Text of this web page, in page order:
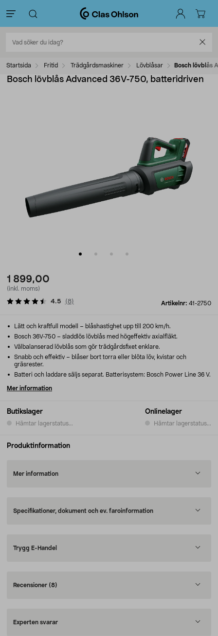
Startsida Fritid Trädgårdsmaskiner Lövblåsar Bosch lövblås
Bosch lövblås Advanced 36V-750, batteridriven
1 899,00
(inkl. moms)
Artikelnr: 41-2750
4.5 (8)
Butikslager
Hämtar lagerstatus...
Onlinelager
Hämtar lagerstatus...
Lätt och kraftfull modell – blåshastighet upp till 200 km/h.
Bosch 36V-750 – sladdlös lövblås med högeffektiv axialfläkt.
Välbalanserad lövblås som gör trädgårdsfixet enklare.
Snabb och effektiv – blåser bort torra eller blöta löv, kvistar och
gräsrester.
Batteri och laddare säljs separat. Batterisystem: Bosch Power Line 36 V.
Mer information
Produktinformation
Mer information
Specifikationer, dokument och ev. faroinformation
Trygg E-Handel
Recensioner (8)
Experten svarar